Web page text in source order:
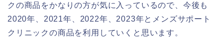
クの商品をかなりの方が気に入っているので、今後も
2020年、2021年、2022年、2023年とメンズサポート
クリニックの商品を利用していくと思います。